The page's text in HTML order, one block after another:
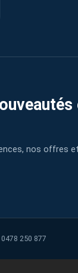
nos offres
250 877